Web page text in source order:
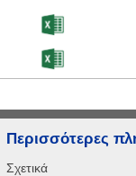
Περισσότερες
Σχετικά